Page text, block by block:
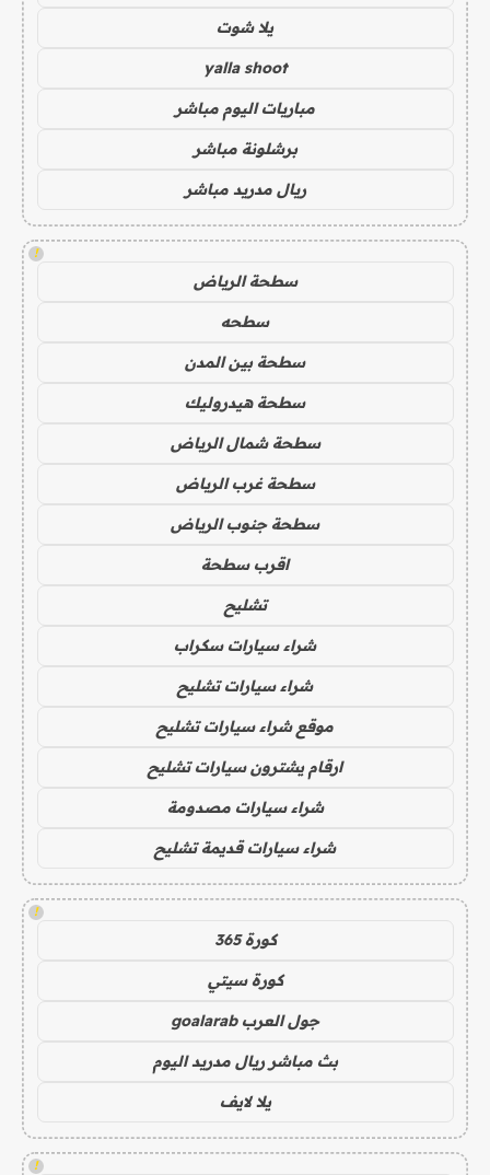
يلا شوت
yalla shoot
مباريات اليوم مباشر
برشلونة مباشر
ريال مدريد مباشر
!
سطحة الرياض
سطحه
سطحة بين المدن
سطحة هيدروليك
سطحة شمال الرياض
سطحة غرب الرياض
سطحة جنوب الرياض
اقرب سطحة
تشليح
شراء سيارات سكراب
شراء سيارات تشليح
موقع شراء سيارات تشليح
ارقام يشترون سيارات تشليح
شراء سيارات مصدومة
شراء سيارات قديمة تشليح
!
كورة 365
كورة سيتي
جول العرب goalarab
بث مباشر ريال مدريد اليوم
يلا لايف
!